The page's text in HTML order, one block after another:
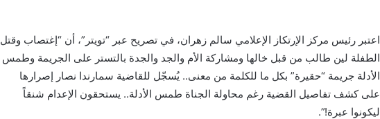
اعتبر رئيس مركز الإرتكاز الإعلامي سالم زهران، في تصريح عبر “تويتر”، أن “إغتصاب وقتل
الطفلة لين طالب من قبل خالها ومشاركة الأم والجد والجدة بالتستر على الجريمة وطمس
الأدلة جريمة “حقيرة” بكل ما للكلمة من معنى.. يُسجّل للقاضية سمارندا نصار إصرارها
على كشف تفاصيل القضية رغم محاولة الجناة طمس الأدلة.. يستحقون الإعدام شنقاً
ليكونوا عبرة!”.